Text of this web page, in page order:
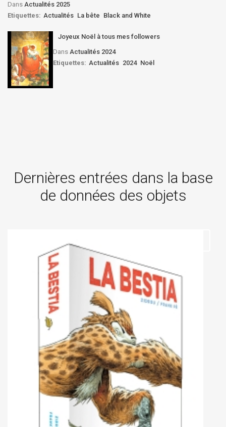
Dans Actualités 2025
Etiquettes: Actualités La bête Black and White
Joyeux Noël à tous mes followers
Dans Actualités 2024
Etiquettes: Actualités 2024 Noël
Dernières entrées dans la base
de données des objets